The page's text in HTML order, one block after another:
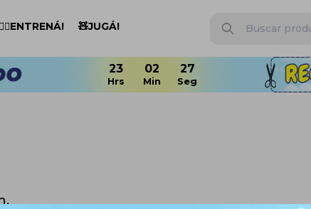
🏋️‍♂️ENTRENÁ! 🧸JUGÁ!
23 02 26